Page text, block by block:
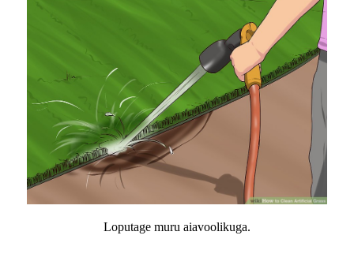
Loputage muru aiavoolikuga.